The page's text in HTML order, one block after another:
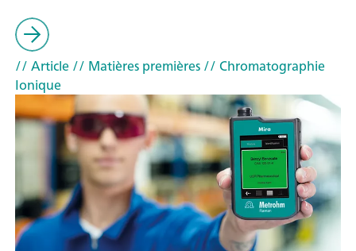
// Article// Matières premières// Chromatographie
Ionique